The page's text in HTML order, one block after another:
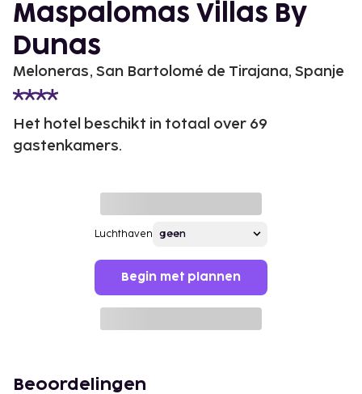
Maspalomas Villas By
Dunas
Meloneras, San Bartolomé de Tirajana, Spanje
Het hotel beschikt in totaal over 69
gastenkamers.
Luchthaven
Begin met plannen
Beoordelingen